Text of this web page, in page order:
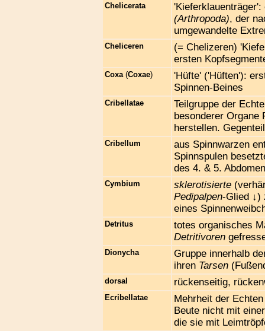
Chelicerata
(Arthropoda), der
umgewandelte
Cheliceren
(= Chelizeren)
ersten
Coxa (Coxae)
'Hüfte' ('Hüften'):
Spinnen-Beines
Cribellatae
Teilgruppe der
besonderer Organe
herstellen.
Cribellum
aus Spinnwarzen
Spinnspulen
des 4. & 5.
Cymbium sklerotisierte
Pedipalpen-Glied ↓)
eines
Detritus
totes organisches
Detritivoren
Dionycha
Gruppe innerhalb
ihren Tarsen
dorsal rückenseitig,
Ecribellatae
Mehrheit der
Beute nicht mit
die sie mit